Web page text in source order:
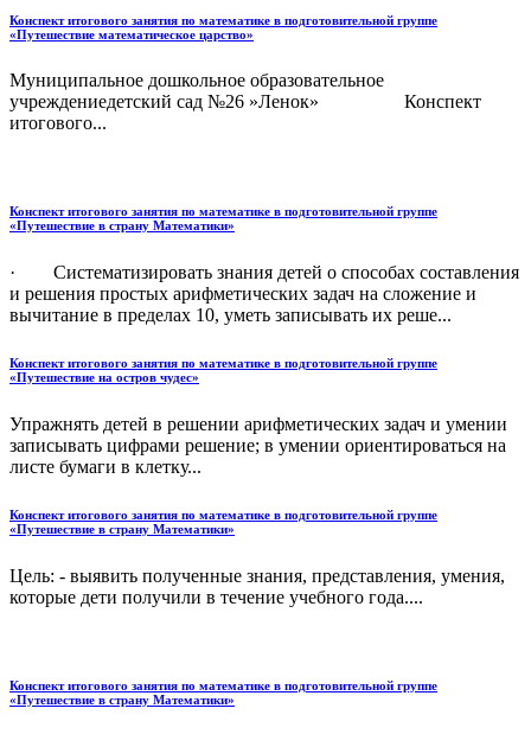
Конспект итогового занятия по математике в подготовительной группе
«Путешествие математическое царство»
Муниципальное дошкольное образовательное
учреждениедетский сад №26 »Ленок» Конспект
итогового...
Конспект итогового занятия по математике в подготовительной группе
«Путешествие в страну Математики»
· Систематизировать знания детей о способах составления
и решения простых арифметических задач на сложение и
вычитание в пределах 10, уметь записывать их реше...
Конспект итогового занятия по математике в подготовительной группе
«Путешествие на остров чудес»
Упражнять детей в решении арифметических задач и умении
записывать цифрами решение; в умении ориентироваться на
листе бумаги в клетку...
Конспект итогового занятия по математике в подготовительной группе
«Путешествие в страну Математики»
Цель: - выявить полученные знания, представления, умения,
которые дети получили в течение учебного года....
Конспект итогового занятия по математике в подготовительной группе
«Путешествие в страну Математики»